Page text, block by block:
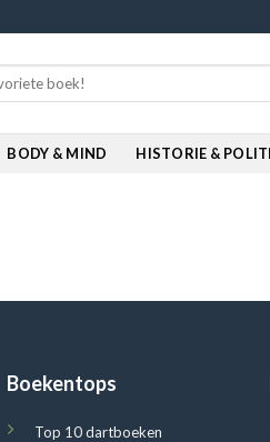
BODY & MIND HISTORIE &
Boekentops
Top 10 dartboeken